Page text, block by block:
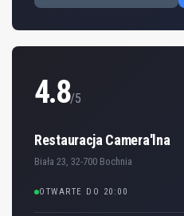
4.8/5
Restauracja Camera'lna
Biała 23, 32-700 Bochnia
OTWARTE DO 20:00